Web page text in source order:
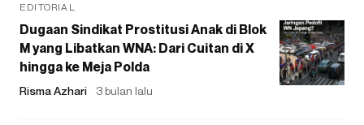
EDITORIAL
Dugaan Sindikat Prostitusi Anak di Blok
M yang Libatkan WNA: Dari Cuitan di X
hingga ke Meja Polda
Risma Azhari 3 bulan lalu